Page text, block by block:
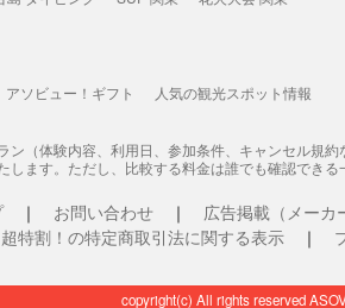
アソビュー！ギフト 人気の観光スポット情報
（体験内容、利用日、参加条件、キャンセル規
ます。ただし、比較する料金は誰でも確認できる
お問い合わせ 広告掲載（メーカ
特割！の特定商取引法に関する表示
copyright(c) All rights reserved